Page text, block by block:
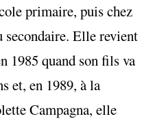
primaire, puis chez
secondaire. Elle revient
1985 quand son fils va
et, en 1989, à la
Campagna, elle